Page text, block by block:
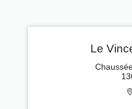
Le